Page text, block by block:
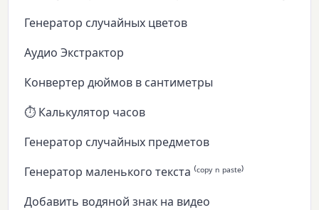
Генератор случайных цветов
Аудио Экстрактор
Конвертер дюймов в сантиметры
⏱️ Калькулятор часов
Генератор случайных предметов
Генератор маленького текста ⁽ᶜᵒᵖʸ ⁿ ᵖᵃˢᵗᵉ⁾
Добавить водяной знак на видео